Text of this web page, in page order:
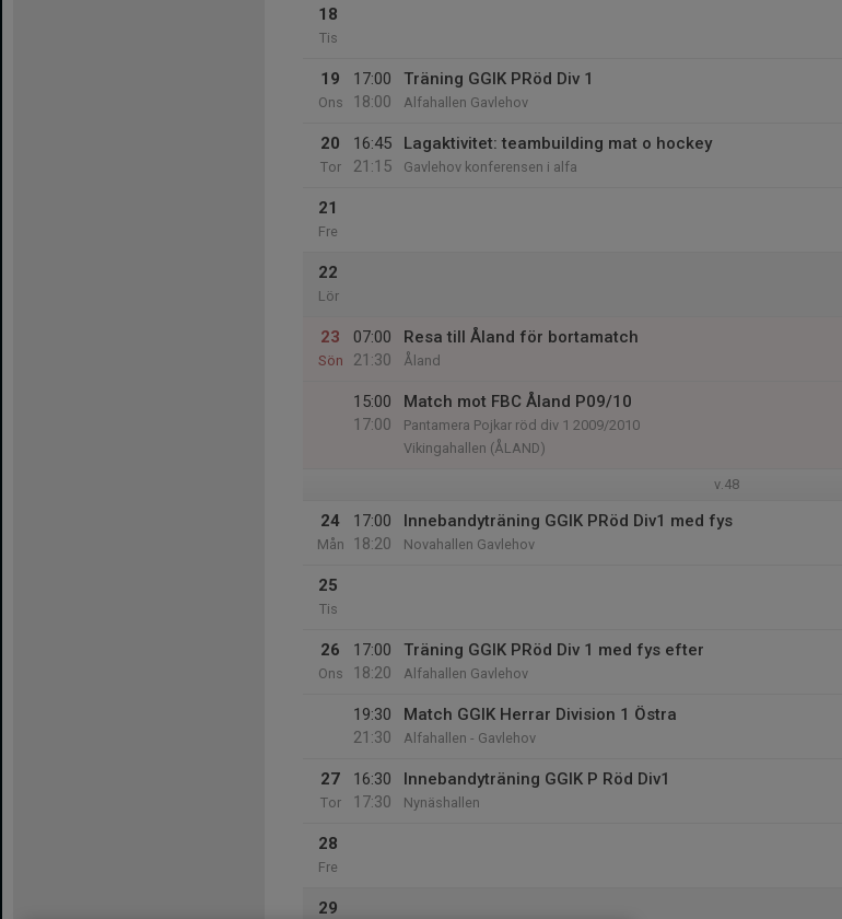
18
Tis
19
Ons
17:00
18:00
Träning GGIK PRöd Div 1
Alfahallen Gavlehov
20
Tor
16:45
21:15
Lagaktivitet: teambuilding mat o hockey
Gavlehov konferensen i alfa
21
Fre
22
Lör
23
Sön
07:00
21:30
Resa till Åland för bortamatch
Åland
15:00
17:00
Match mot FBC Åland P09/10
Pantamera Pojkar röd div 1 2009/2010
Vikingahallen (ÅLAND)
v.48
24
Mån
17:00
18:20
Innebandyträning GGIK PRöd Div1 med fys
Novahallen Gavlehov
25
Tis
26
Ons
17:00
18:20
Träning GGIK PRöd Div 1 med fys efter
Alfahallen Gavlehov
19:30
21:30
Match GGIK Herrar Division 1 Östra
Alfahallen - Gavlehov
27
Tor
16:30
17:30
Innebandyträning GGIK P Röd Div1
Nynäshallen
28
Fre
29